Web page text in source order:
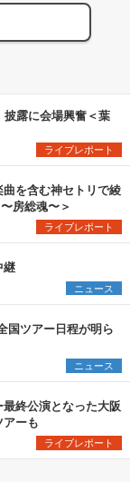
露に会場興奮＜葉
ライブレポート
曲を含む神セトリで綾
房総魂〜＞
ライブレポート
継
ニュース
国ツアー日程が明ら
ニュース
終公演となった大阪
ーも
ライブレポート